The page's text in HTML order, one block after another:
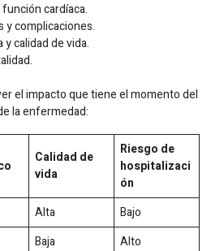
cardíaca.
y complicaciones.
calidad de vida.
el impacto que tiene el momento del
la enfermedad:
Calidad de
vida
Riesgo de
hospitalizaci
ón
Alta
Bajo
Baja Alto